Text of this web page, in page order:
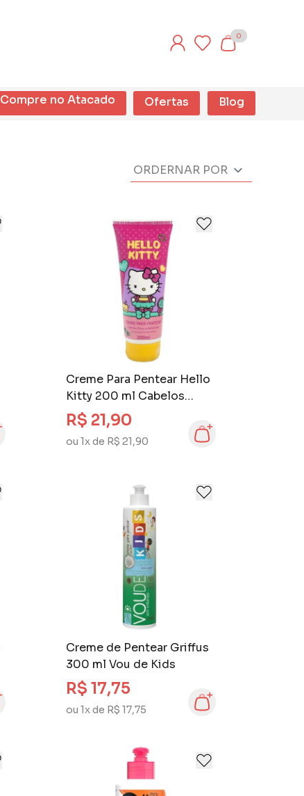
0
Compre no Atacado Ofertas Blog
Creme Para Pentear Hello
Kitty 200 ml Cabelos
Lisos e Delicados
R$ 21,90
ou 1x de R$ 21,90
Creme de Pentear Griffus
300 ml Vou de Kids
R$ 17,75
ou 1x de R$ 17,75